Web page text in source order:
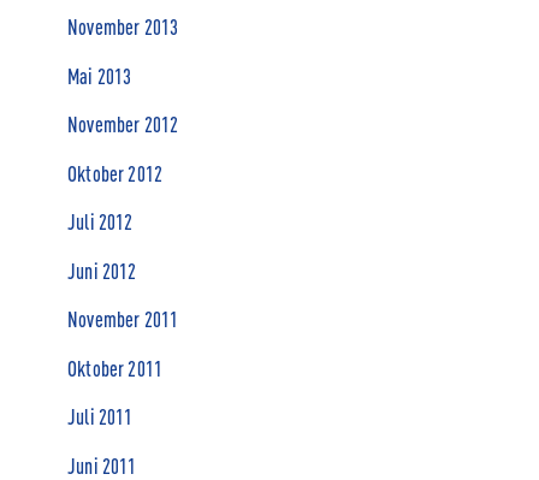
November 2013
Mai 2013
November 2012
Oktober 2012
Juli 2012
Juni 2012
November 2011
Oktober 2011
Juli 2011
Juni 2011